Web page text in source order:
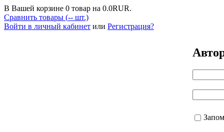
В Вашей корзине 0 товар на 0.0RUR.
Сравнить товары (-- шт.)
Войти в личный кабинет или Регистрация?